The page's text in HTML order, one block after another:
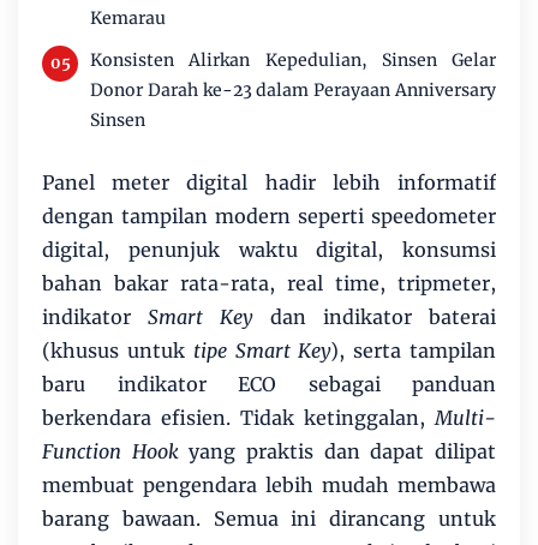
Kemarau
Konsisten Alirkan Kepedulian, Sinsen Gelar
Donor Darah ke-23 dalam Perayaan Anniversary
Sinsen
Panel meter digital hadir lebih informatif
dengan tampilan modern seperti speedometer
digital, penunjuk waktu digital, konsumsi
bahan bakar rata-rata, real time, tripmeter,
indikatorSmart Keydan indikator baterai
(khusus untuk tipe Smart Key), serta tampilan
baru indikator ECO sebagai panduan
berkendara efisien. Tidak ketinggalan, Multi-
Function Hookyang praktis dan dapat dilipat
membuat pengendara lebih mudah membawa
barang bawaan. Semua ini dirancang untuk